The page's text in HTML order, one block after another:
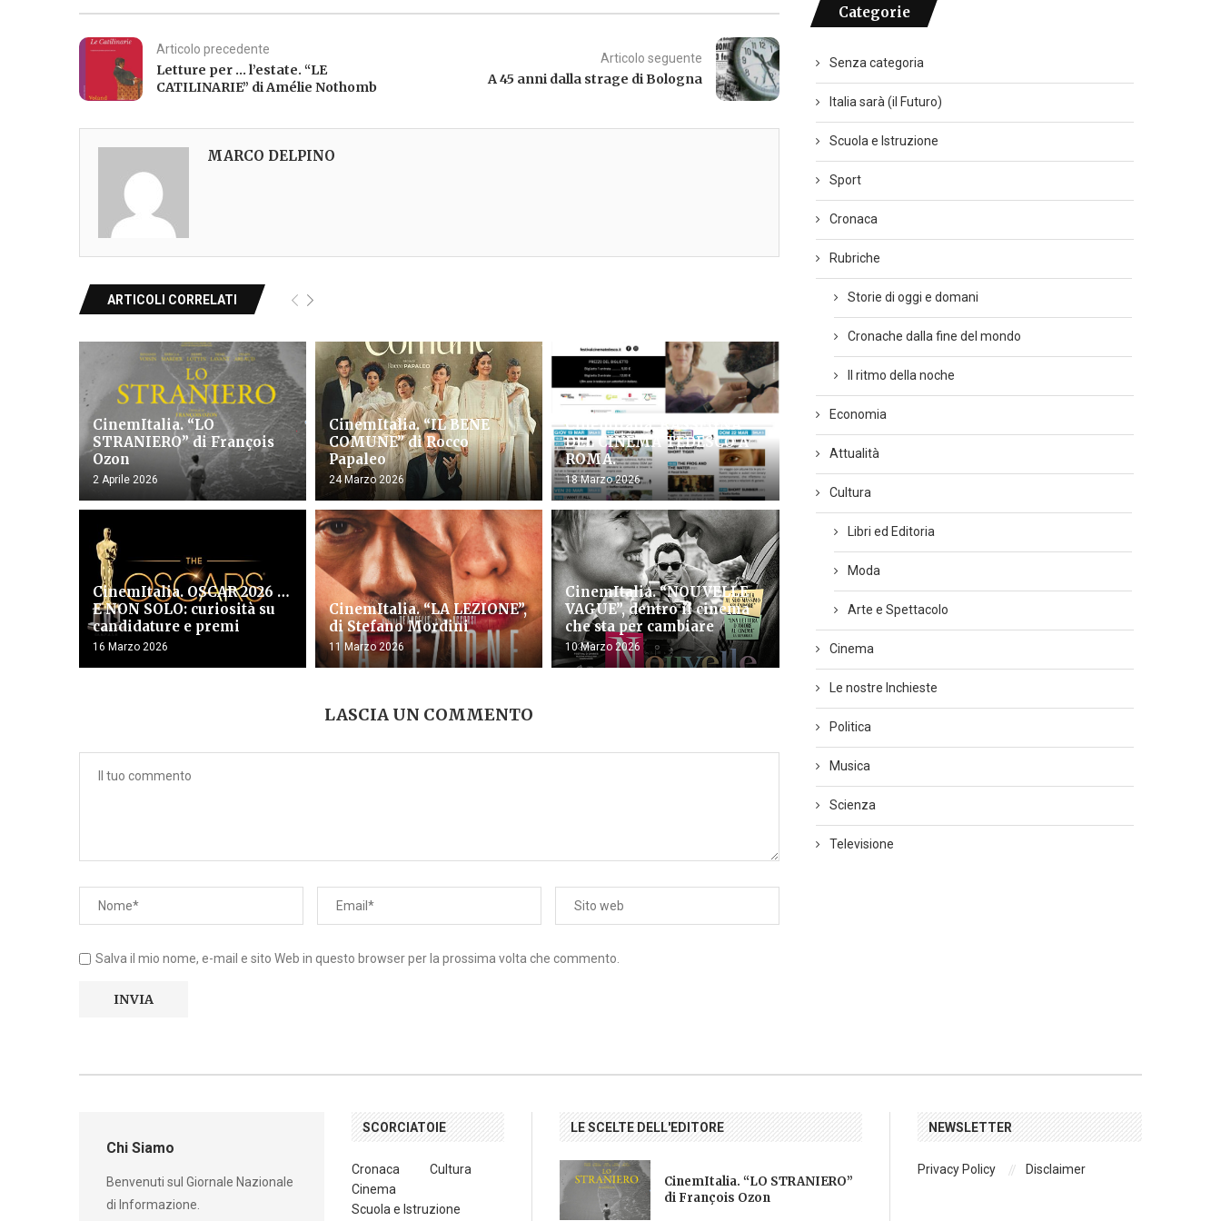
Articolo precedente
Letture per … l’estate. “LE
CATILINARIE” di Amélie Nothomb
Articolo seguente
A 45 anni dalla strage di Bologna
MARCO DELPINO
ARTICOLI CORRELATI
CinemItalia. “LO
STRANIERO” di François
Ozon
2 Aprile 2026
CinemItalia. “IL BENE
COMUNE” di Rocco
Papaleo
24 Marzo 2026
CinemItalia: RASSEGNA
DEL CINEMA TEDESCO A
ROMA.
18 Marzo 2026
CinemItalia. OSCAR 2026 …
E NON SOLO: curiosità su
candidature e premi
16 Marzo 2026
CinemItalia. “LA LEZIONE”,
di Stefano Mordini
11 Marzo 2026
CinemItalia. “NOUVELLE
VAGUE”, dentro il cinema
che sta per cambiare
10 Marzo 2026
LASCIA UN COMMENTO
Salva il mio nome, e-mail e sito Web in questo browser per la prossima volta che commento.
Categorie
Senza categoria
Italia sarà (il Futuro)
Scuola e Istruzione
Sport
Cronaca
Rubriche
Storie di oggi e domani
Cronache dalla fine del mondo
Il ritmo della noche
Economia
Attualità
Cultura
Libri ed Editoria
Moda
Arte e Spettacolo
Cinema
Le nostre Inchieste
Politica
Musica
Scienza
Televisione
Chi Siamo
Benvenuti sul Giornale Nazionale
di Informazione.
SCORCIATOIE
Cronaca
Cultura
Cinema
Scuola e Istruzione
LE SCELTE DELL'EDITORE
CinemItalia. “LO STRANIERO”
di François Ozon
NEWSLETTER
Privacy Policy Disclaimer